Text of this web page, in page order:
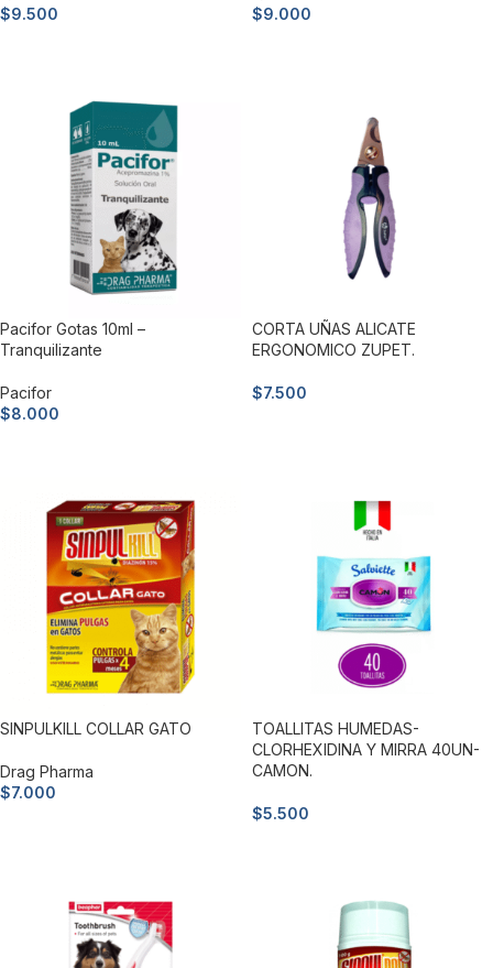
$9.500
$9.000
Pacifor Gotas 10ml –
Tranquilizante
Pacifor
$8.000
CORTA UÑAS ALICATE
ERGONOMICO ZUPET.
$7.500
SINPULKILL COLLAR GATO
Drag Pharma
$7.000
TOALLITAS HUMEDAS-
CLORHEXIDINA Y MIRRA 40UN-
CAMON.
$5.500